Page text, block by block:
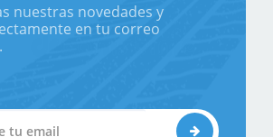
nuestras novedades y
en tu correo